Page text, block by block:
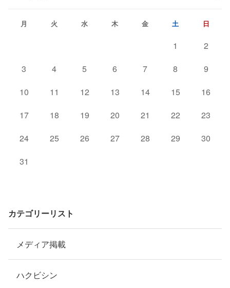
月 火 水 木 金 土 日
1
2
3
4 5 6 7 8
9
10
11 12 13 14 15
16
17
18 19 20 21 22
23
24
25 26 27 28 29
30
31
カテゴリーリスト
メディア掲載
ハクビシン